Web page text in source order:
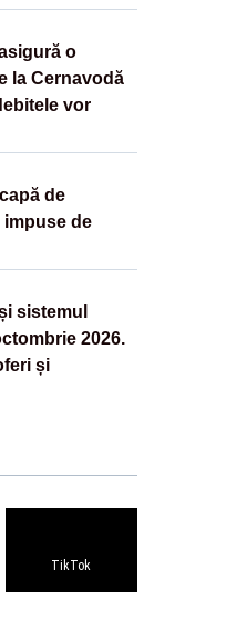
o
la Cernavodă
vor
de
impuse de
sistemul
2026.
și
TikTok